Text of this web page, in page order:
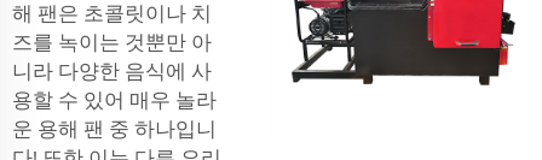
해 팬은 초콜릿이나 치
즈를 녹이는 것뿐만 아
니라 다양한 음식에 사
용할 수 있어 매우 놀라
운 용해 팬 중 하나입니